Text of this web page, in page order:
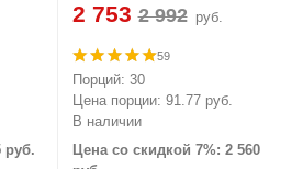
руб.
2 753 руб.
59
Порций: 30
Цена порции: 91.77 руб.
В наличии
Цена со скидкой 7%: 2 560